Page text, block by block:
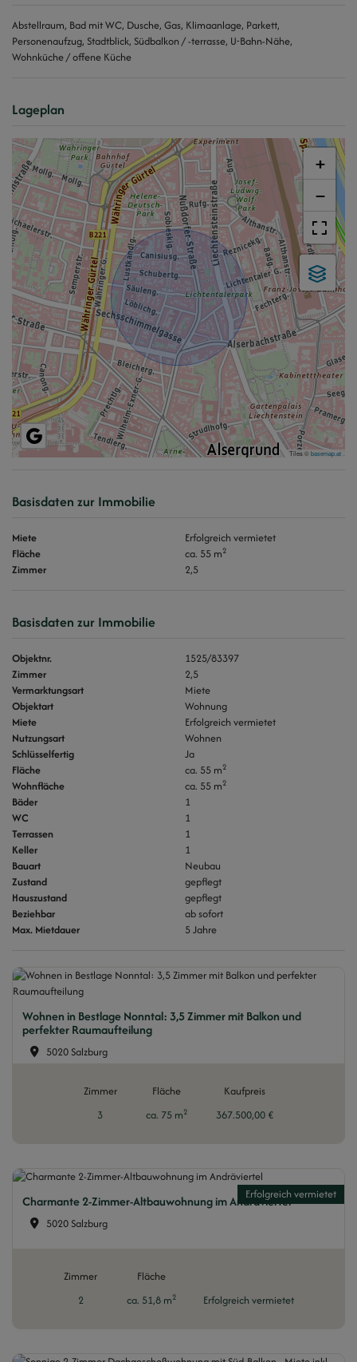
Abstellraum Bad mit WC Dusche Gas Klimaanlage Parkett
Personenaufzug Stadtblick Südbalkon / -terrasse U-Bahn-Nähe
Wohnküche / offene Küche
Lageplan
+
−
Tiles ©basemap.at
Basisdaten zur Immobilie
Miete
Erfolgreich vermietet
Fläche
ca. 55 m2
Zimmer 2,5
Basisdaten zur Immobilie
Objektnr.
1525/83397
Zimmer
2,5
Vermarktungsart
Miete
Objektart
Wohnung
Miete
Erfolgreich vermietet
Nutzungsart
Wohnen
Schlüsselfertig
Ja
Fläche
ca. 55 m2
Wohnfläche ca. 55 m2
Bäder
1
WC
1
Terrassen
1
Keller
1
Bauart
Neubau
Zustand
gepflegt
Hauszustand
gepflegt
Beziehbar
ab sofort
Max. Mietdauer
5 Jahre
Wohnen in Bestlage Nonntal: 3,5 Zimmer mit Balkon und
perfekter Raumaufteilung
5020 Salzburg
Zimmer
3
Fläche
ca. 75 m2
Kaufpreis
367.500,00 €
Erfolgreich vermietet
Charmante 2-Zimmer-Altbauwohnung im Andräviertel
5020 Salzburg
Zimmer
2
Fläche
ca. 51,8 m2 Erfolgreich vermietet